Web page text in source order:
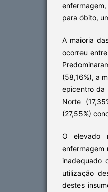
para óbito,
A maioria
ocorreu
(58,16%), a
epicentro da
Norte
(27,55%)
O elevado
enfermagem
inadequado
utilização
destes